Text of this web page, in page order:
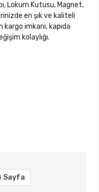
Lokum Kutusu, Magnet,
en şık ve kaliteli
imkanı, kapıda
kolaylığı.
Sayfa